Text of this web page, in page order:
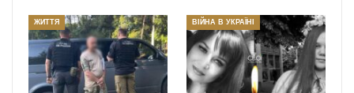
ЖИТТЯ ВІЙНА В УКРАЇНІ